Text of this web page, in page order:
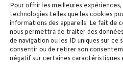
Pour offrir les meilleures expériences,
technologies telles que les cookies
informations des appareils. Le fait de
nous permettra de traiter des
de navigation ou les ID uniques sur ce
consentir ou de retirer son
négatif sur certaines caractéristiques

10 Rue de la
77260 SEPT